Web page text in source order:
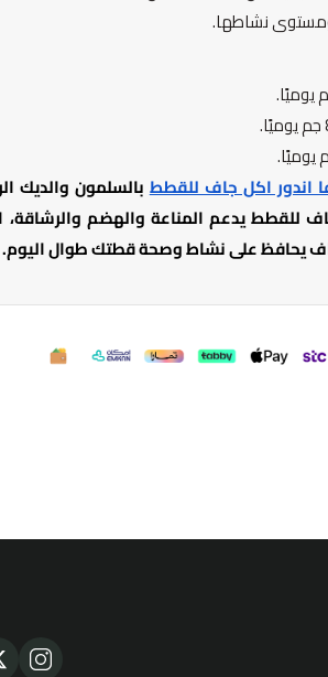
ومستوى نشاطها.
اندور اكل جاف للقططبالسلمون والديك
يدعم المناعة والهضم والرشاقة،
يحافظ على نشاط وصحة قطتك طوال اليوم.